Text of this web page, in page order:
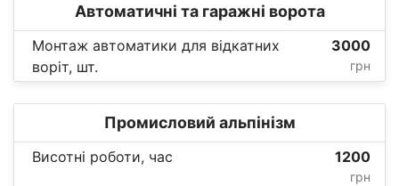
Автоматичні та гаражні ворота
Монтаж автоматики для відкатних
воріт, шт.
3000
грн
Промисловий альпінізм
Висотні роботи, час 1200
грн